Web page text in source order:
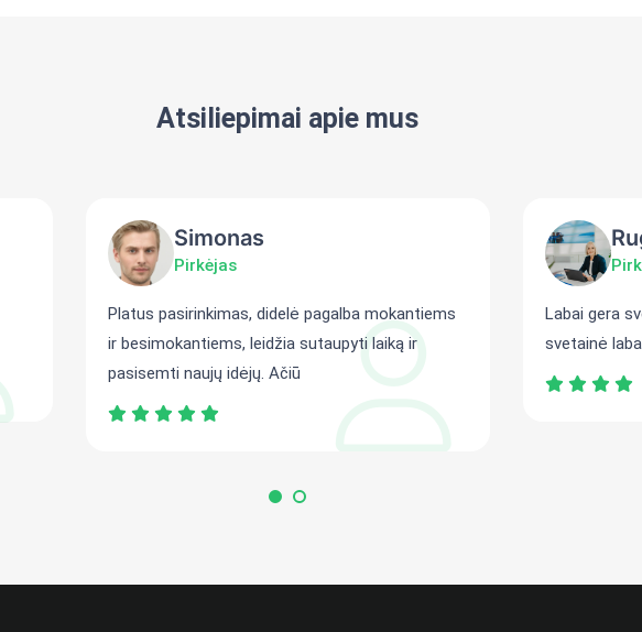
Atsiliepimai apie mus
Simonas
Pirkėjas
Platus pasirinkimas, didelė pagalba mokantiems
ir besimokantiems, leidžia sutaupyti laiką ir
pasisemti naujų idėjų. Ačiū
Labai gera
svetainė